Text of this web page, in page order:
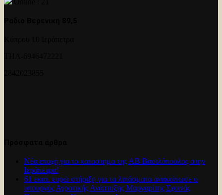
Νέα εποχή για το καταστημα της ΑΒ Βασιλόπουλος στην
Ιεράπετρα!
61 εκατ. ευρώ στήριξη για τα λιπάσματα ανακοίνωσε ο
υπουργός Αγροτικής Ανάπτυξης Μαργαρίτης Σχοινάς